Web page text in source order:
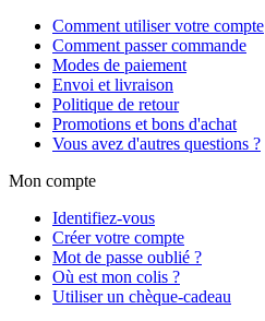
Comment utiliser votre compte
Comment passer commande
Modes de paiement
Envoi et livraison
Politique de retour
Promotions et bons d'achat
Vous avez d'autres questions ?
Mon compte
Identifiez-vous
Créer votre compte
Mot de passe oublié ?
Où est mon colis ?
Utiliser un chèque-cadeau